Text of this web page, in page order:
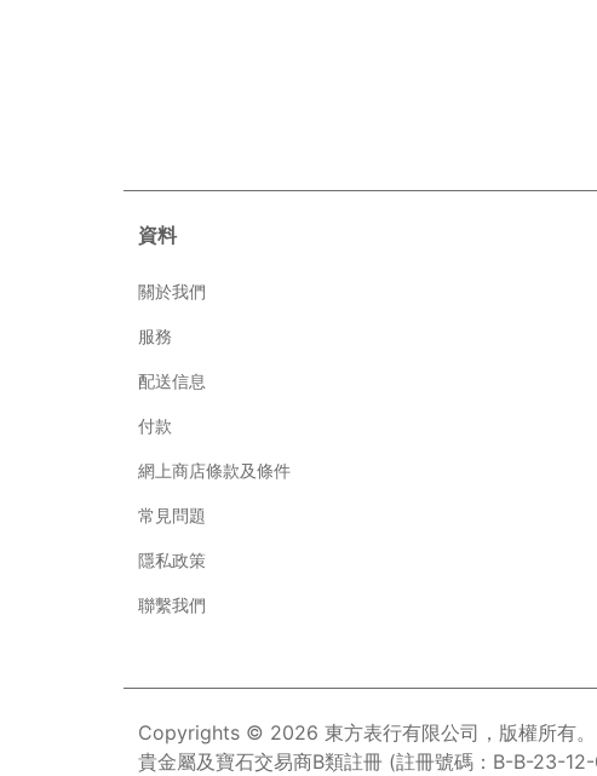
資料
關於我們
服務
配送信息
付款
網上商店條款及條件
常見問題
隱私政策
聯繫我們
Copyrights © 2026 東方表行有限公司，版權所有。
貴金屬及寶石交易商B類註冊 (註冊號碼：B-B-23-